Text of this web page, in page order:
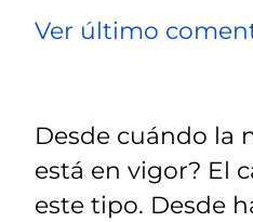
Ver último
Desde cuándo la
está en vigor? El
este tipo. Desde